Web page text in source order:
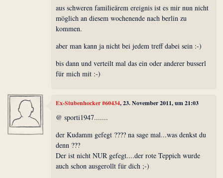
aus schweren familieärem ereignis ist es mir nun nicht
möglich an diesem wochenende nach berlin zu
kommen.
aber man kann ja nicht bei jedem treff dabei sein :-)
bis dann und verteilt mal das ein oder anderer busserl
für mich mit :-)
Ex-Stubenhocker #60434, 23. November 2011, um 21:03
@ sporti1947.......
der Kudamm gefegt ???? na sage mal...was denkst du
denn ???
Der ist nicht NUR gefegt....der rote Teppich wurde
auch schon ausgerollt für dich ;-)